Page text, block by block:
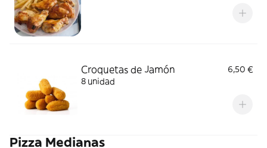
Croquetas de Jamón
6,50 €
8 unidad
Pizza Medianas